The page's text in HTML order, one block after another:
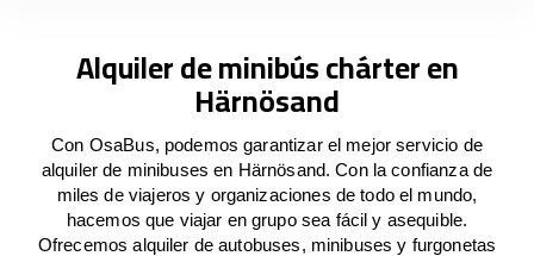
Alquiler de minibús chárter en
Härnösand
Con OsaBus, podemos garantizar el mejor servicio de
alquiler de minibuses en Härnösand. Con la confianza de
miles de viajeros y organizaciones de todo el mundo,
hacemos que viajar en grupo sea fácil y asequible.
Ofrecemos alquiler de autobuses, minibuses y furgonetas